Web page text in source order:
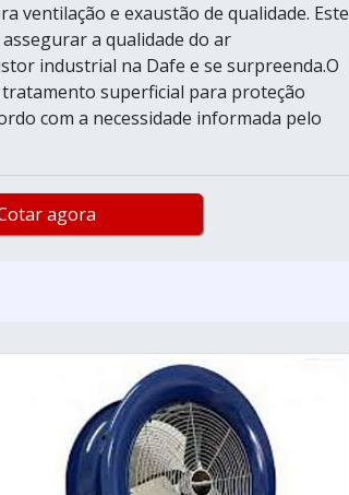
ventilação e exaustão de qualidade. Este
a qualidade do ar
industrial na Dafe e se surpreenda.O
superficial para proteção
com a necessidade informada pelo
agora